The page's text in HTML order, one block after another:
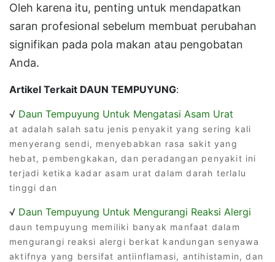
Oleh karena itu, penting untuk mendapatkan
saran profesional sebelum membuat perubahan
signifikan pada pola makan atau pengobatan
Anda.
Artikel Terkait DAUN TEMPUYUNG:
√ Daun Tempuyung Untuk Mengatasi Asam Urat
at adalah salah satu jenis penyakit yang sering kali
menyerang sendi, menyebabkan rasa sakit yang
hebat, pembengkakan, dan peradangan penyakit ini
terjadi ketika kadar asam urat dalam darah terlalu
tinggi dan
√ Daun Tempuyung Untuk Mengurangi Reaksi Alergi
daun tempuyung memiliki banyak manfaat dalam
mengurangi reaksi alergi berkat kandungan senyawa
aktifnya yang bersifat antiinflamasi, antihistamin, dan